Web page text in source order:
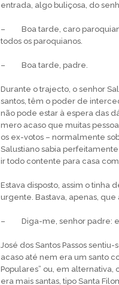
entrada, algo bu­liçosa, do
– Boa tarde, caro
to­dos os paroquianos.
– Boa tarde, padre.
Durante o trajecto, o senhor
san­tos, têm o poder de
não pode estar à espera das
mero acaso que muitas
os ex-votos – normalmente
Salustiano sabia
ir todo contente para casa
Estava disposto, assim o tinha
urgente. Bastava, apenas,
– Diga-me, senhor padre:
José dos Santos Passos
acaso até nem era um santo
Populares” ou, em alternativa,
era mais santas, tipo Santa